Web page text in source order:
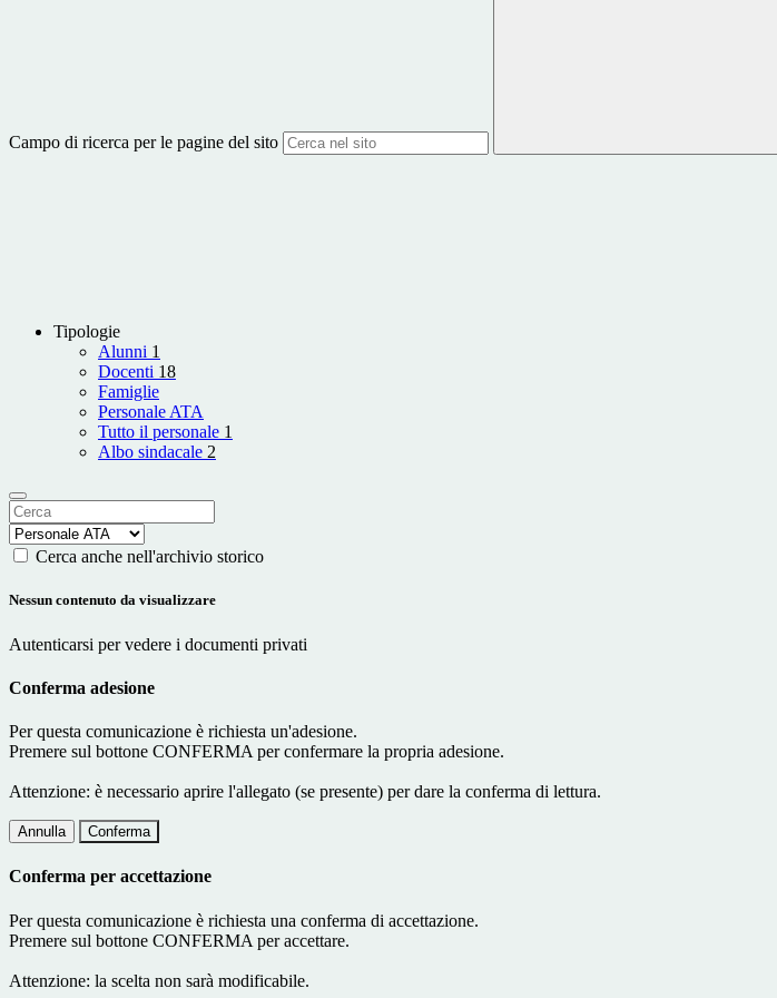
Campo di ricerca per le pagine del sito
Tipologie
Alunni 1
Docenti 18
Famiglie
Personale ATA
Tutto il personale 1
Albo sindacale 2
Cerca anche nell'archivio storico
Nessun contenuto da visualizzare
Autenticarsi per vedere i documenti privati
Conferma adesione
Per questa comunicazione è richiesta un'adesione.
Premere sul bottone CONFERMA per confermare la propria adesione.
Attenzione: è necessario aprire l'allegato (se presente) per dare la conferma di lettura.
Annulla Conferma
Conferma per accettazione
Per questa comunicazione è richiesta una conferma di accettazione.
Premere sul bottone CONFERMA per accettare.
Attenzione: la scelta non sarà modificabile.